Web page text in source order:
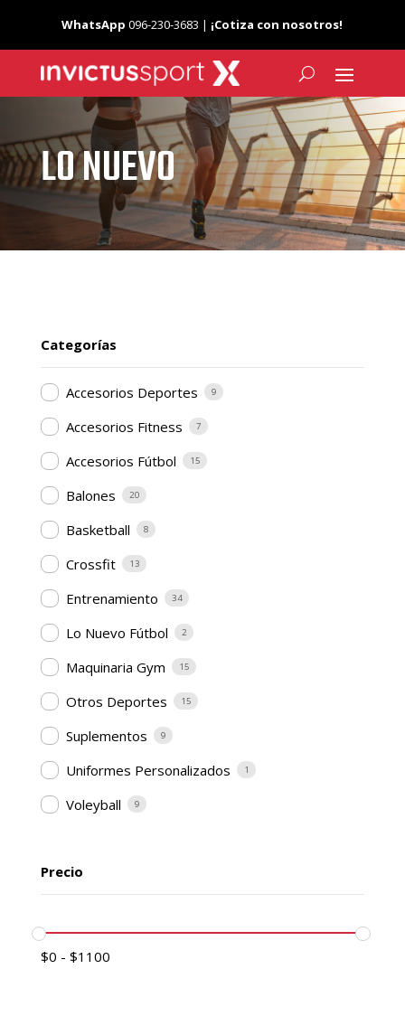
WhatsApp 096-230-3683 | ¡Cotiza con nosotros!
LO NUEVO
Categorías
Accesorios Deportes 9
Accesorios Fitness 7
Accesorios Fútbol 15
Balones 20
Basketball 8
Crossfit 13
Entrenamiento 34
Lo Nuevo Fútbol 2
Maquinaria Gym 15
Otros Deportes 15
Suplementos 9
Uniformes Personalizados 1
Voleyball 9
Precio
$0 - $1100